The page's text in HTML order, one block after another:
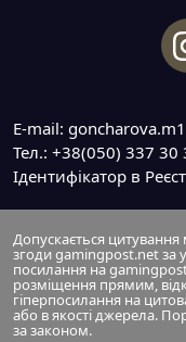
E-mail:
Тел.: +38(050) 337 30
Ідентифікатор в
Допускається
згоди gamingpost.net за
посилання на
розміщення прямим,
гіперпосилання на
або в якості джерела.
за законом.